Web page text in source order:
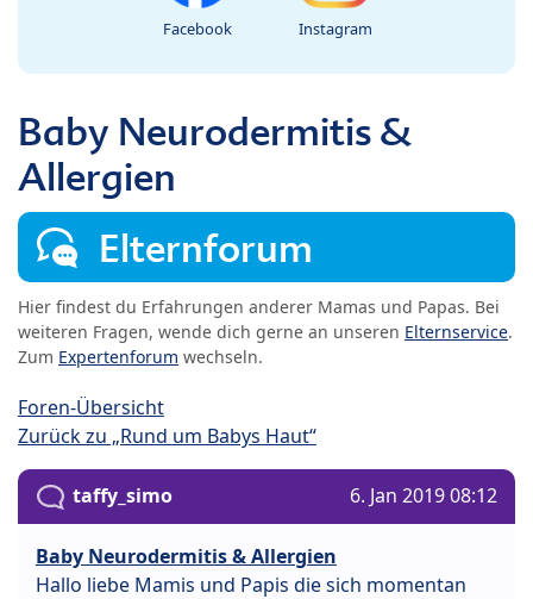
Facebook Instagram
Baby Neurodermitis &
Allergien
Elternforum
Hier findest du Erfahrungen anderer Mamas und Papas. Bei
weiteren Fragen, wende dich gerne an unseren Elternservice.
Zum Expertenforum wechseln.
Foren-Übersicht
Zurück zu „Rund um Babys Haut“
taffy_simo 6. Jan 2019 08:12
Baby Neurodermitis & Allergien
Hallo liebe Mamis und Papis die sich momentan